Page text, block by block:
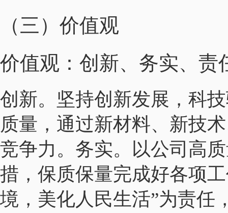
（三）价值观
价值观：创新、务实、责
创新。坚持创新发展，科
质量，通过新材料、新技
竞争力。务实。以公司高
措，保质保量完成好各项
境，美化人民生活”为责任